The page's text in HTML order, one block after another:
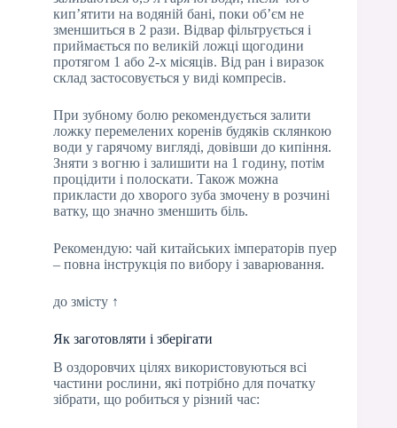
кип’ятити на водяній бані, поки об’єм не
зменшиться в 2 рази. Відвар фільтрується і
приймається по великій ложці щогодини
протягом 1 або 2-х місяців. Від ран і виразок
склад застосовується у виді компресів.
При зубному болю рекомендується залити
ложку перемелених коренів будяків склянкою
води у гарячому вигляді, довівши до кипіння.
Зняти з вогню і залишити на 1 годину, потім
процідити і полоскати. Також можна
прикласти до хворого зуба змочену в розчині
ватку, що значно зменшить біль.
Рекомендую: чай китайських імператорів пуер
– повна інструкція по вибору і заварювання.
до змісту ↑
Як заготовляти і зберігати
В оздоровчих цілях використовуються всі
частини рослини, які потрібно для початку
зібрати, що робиться у різний час: